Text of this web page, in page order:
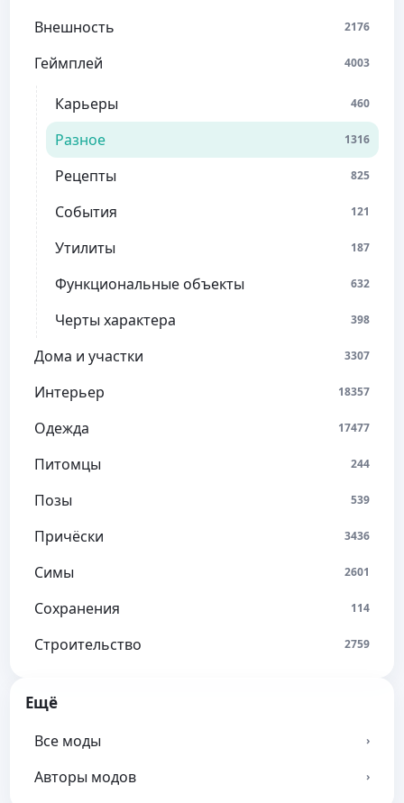
Внешность 2176
Геймплей 4003
Карьеры 460
Разное 1316
Рецепты 825
События 121
Утилиты 187
Функциональные объекты 632
Черты характера 398
Дома и участки 3307
Интерьер 18357
Одежда 17477
Питомцы 244
Позы 539
Причёски 3436
Симы 2601
Сохранения 114
Строительство 2759
Ещё
Все моды ›
Авторы модов ›